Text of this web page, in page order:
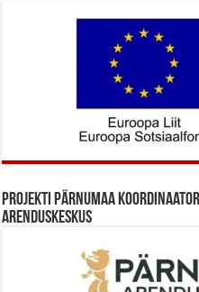
Projekti Pärnumaa
Arenduskeskus